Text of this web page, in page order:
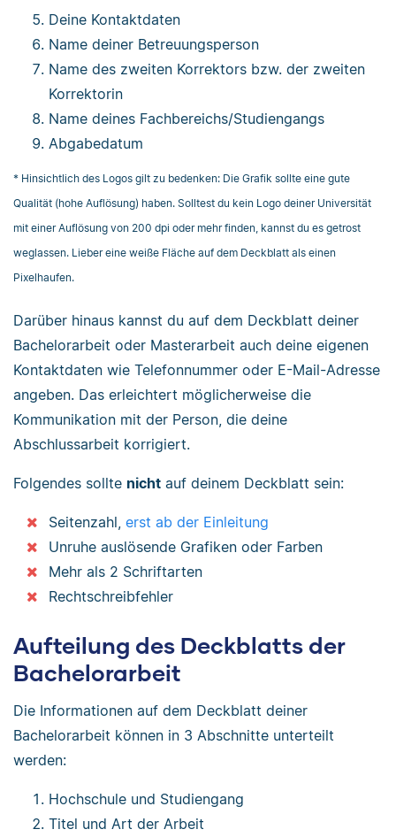
Deine Kontaktdaten
Name deiner Betreuungsperson
Name des zweiten Korrektors bzw. der zweiten
Korrektorin
Name deines Fachbereichs/Studiengangs
Abgabedatum
* Hinsichtlich des Logos gilt zu bedenken: Die Grafik sollte eine gute
Qualität (hohe Auflösung) haben. Solltest du kein Logo deiner Universität
mit einer Auflösung von 200 dpi oder mehr finden, kannst du es getrost
weglassen. Lieber eine weiße Fläche auf dem Deckblatt als einen
Pixelhaufen.
Darüber hinaus kannst du auf dem Deckblatt deiner
Bachelorarbeit oder Masterarbeit auch deine eigenen
Kontaktdaten wie Telefonnummer oder E-Mail-Adresse
angeben. Das erleichtert möglicherweise die
Kommunikation mit der Person, die deine
Abschlussarbeit korrigiert.
Folgendes sollte nicht auf deinem Deckblatt sein:
Seitenzahl, erst ab der Einleitung
Unruhe auslösende Grafiken oder Farben
Mehr als 2 Schriftarten
Rechtschreibfehler
Aufteilung des Deckblatts der
Bachelorarbeit
Die Informationen auf dem Deckblatt deiner
Bachelorarbeit können in 3 Abschnitte unterteilt
werden:
Hochschule und Studiengang
Titel und Art der Arbeit